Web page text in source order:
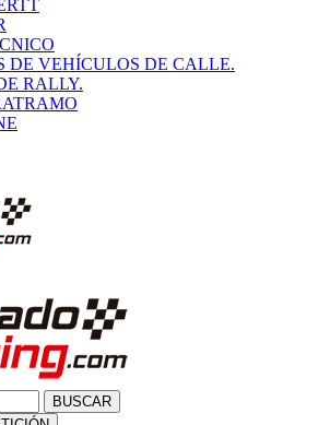
DE VEHÍCULOS DE CALLE.
RALLY.
BUSCAR